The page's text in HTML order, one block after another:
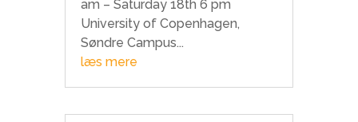
am – Saturday 18th 6 pm
University of Copenhagen,
Søndre Campus...
læs mere